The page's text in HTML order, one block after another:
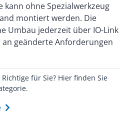
kann ohne Spezialwerkzeug
montiert werden. Die
Umbau jederzeit über IO-Link
an geänderte Anforderungen
für Sie? Hier finden Sie